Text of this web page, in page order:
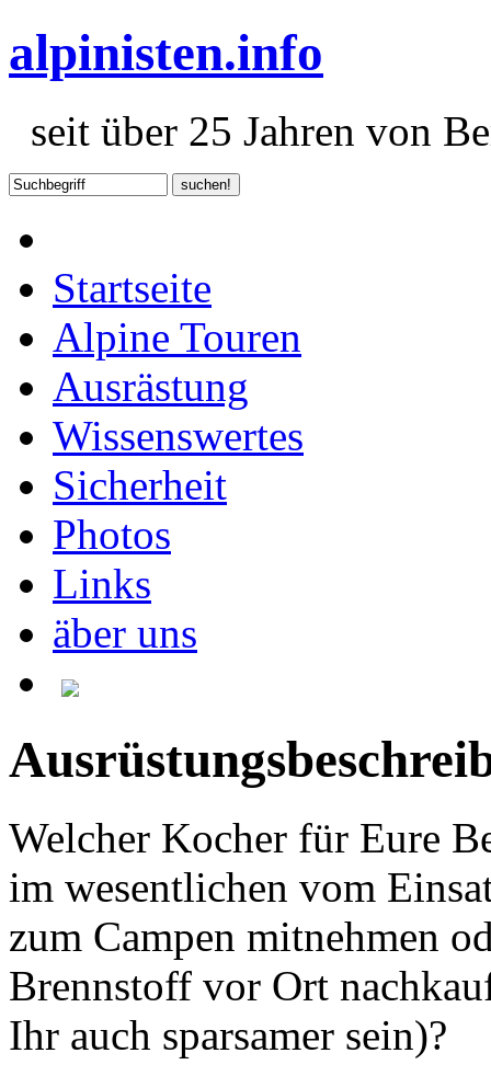
alpinisten.info
seit über 25 Jahren von
Startseite
Alpine Touren
Ausrästung
Wissenswertes
Sicherheit
Photos
Links
äber uns
Welcher Kocher für Eure
im wesentlichen vom
zum Campen mitnehmen
Brennstoff vor Ort
Ihr auch sparsamer sein)?